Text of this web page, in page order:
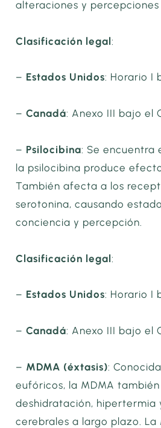
alteraciones y percepciones
Clasificación legal:
– Estados Unidos: Horario I
–Canadá: Anexo III bajo el
– Psilocibina: Se encuentra
la psilocibina produce
También afecta a los
serotonina, causando
conciencia y percepción.
Clasificación legal:
– Estados Unidos: Horario I
–Canadá: Anexo III bajo el
– MDMA (éxtasis):
eufóricos, la MDMA
deshidratación, hipertermia
cerebrales a largo plazo. La